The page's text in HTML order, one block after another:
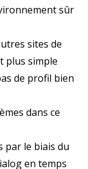
sûr
sites de
plus simple
de profil bien
dans ce
par le biais du
en temps